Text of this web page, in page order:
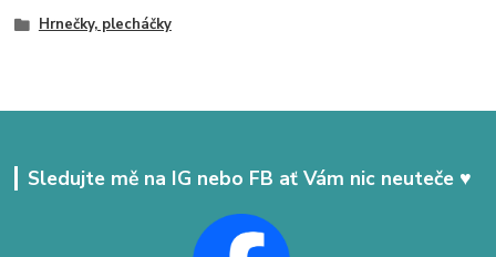
Hrnečky, plecháčky
Sledujte mě na IG nebo FB ať Vám nic neuteče ♥